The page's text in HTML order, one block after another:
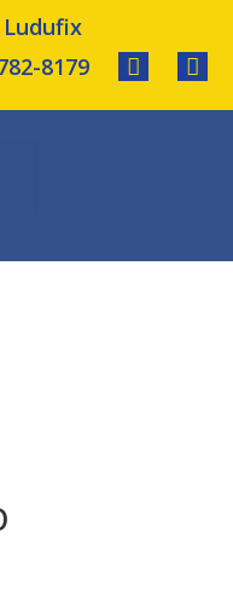
8179